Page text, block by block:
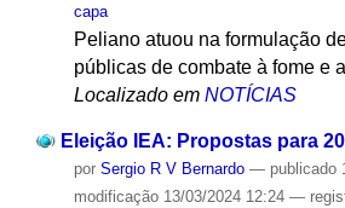
capa
Peliano atuou na formulação
públicas de combate à fome e
Localizado em NOTÍCIAS
Eleição IEA: Propostas para
por Sergio R V Bernardo — publicado
modificação13/03/2024 12:24 —